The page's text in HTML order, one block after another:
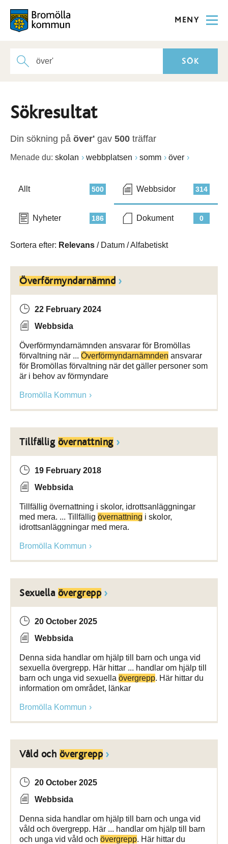
MENY
Sökresultat
Din sökning på över' gav 500 träffar
Menade du: skolan webbplatsen somm över
500
Allt 314
Webbsidor
186
Nyheter 0
Dokument
Sortera efter: Relevans / Datum /Alfabetiskt
Överförmyndarnämnd
22 February 2024
Webbsida
Överförmyndarnämnden ansvarar för Bromöllas
förvaltning när ... Överförmyndarnämnden ansvarar
för Bromöllas förvaltning när det gäller personer som
är i behov av förmyndare
Bromölla Kommun
Tillfällig övernattning
19 February 2018
Webbsida
Tillfällig övernattning i skolor, idrottsanläggningar
med mera. ... Tillfällig övernattning i skolor,
idrottsanläggningar med mera.
Bromölla Kommun
Sexuella övergrepp
20 October 2025
Webbsida
Denna sida handlar om hjälp till barn och unga vid
sexuella övergrepp. Här hittar ... handlar om hjälp till
barn och unga vid sexuella övergrepp. Här hittar du
information om området, länkar
Bromölla Kommun
Våld och övergrepp
20 October 2025
Webbsida
Denna sida handlar om hjälp till barn och unga vid
våld och övergrepp. Här ... handlar om hjälp till barn
och unga vid våld och övergrepp. Här hittar du